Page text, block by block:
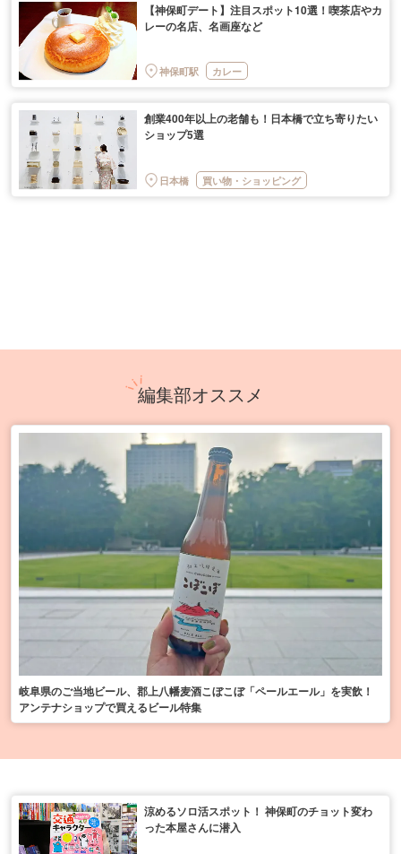
【神保町デート】注目スポット10選！喫茶店やカ
レーの名店、名画座など
神保町駅 カレー
創業400年以上の老舗も！日本橋で立ち寄りたい
ショップ5選
日本橋 買い物・ショッピング
編集部オススメ
岐阜県のご当地ビール、郡上八幡麦酒こぼこぼ「ペールエール」を実飲！
アンテナショップで買えるビール特集
涼めるソロ活スポット！ 神保町のチョット変わ
った本屋さんに潜入